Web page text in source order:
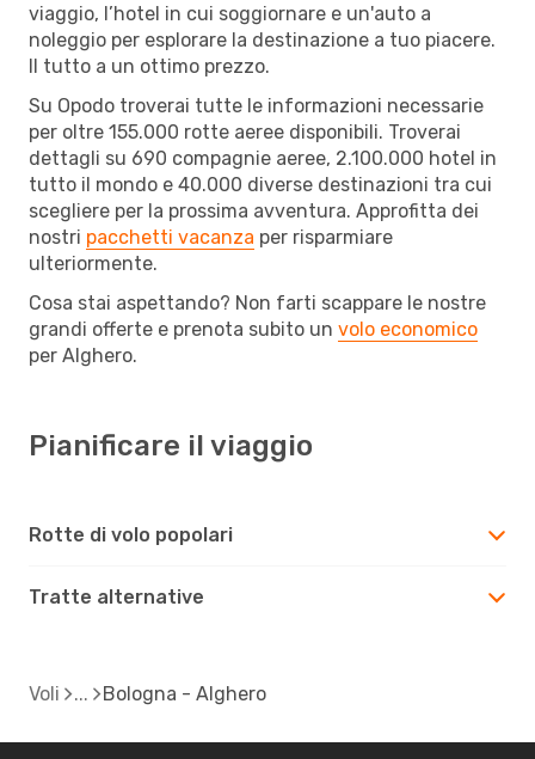
viaggio, l’hotel in cui soggiornare e un'auto a
noleggio per esplorare la destinazione a tuo piacere.
Il tutto a un ottimo prezzo.
Su Opodo troverai tutte le informazioni necessarie
per oltre 155.000 rotte aeree disponibili. Troverai
dettagli su 690 compagnie aeree, 2.100.000 hotel in
tutto il mondo e 40.000 diverse destinazioni tra cui
scegliere per la prossima avventura. Approfitta dei
nostri pacchetti vacanza per risparmiare
ulteriormente.
Cosa stai aspettando? Non farti scappare le nostre
grandi offerte e prenota subito un volo economico
per Alghero.
Pianificare il viaggio
Rotte di volo popolari
Tratte alternative
Voli Bologna - Alghero